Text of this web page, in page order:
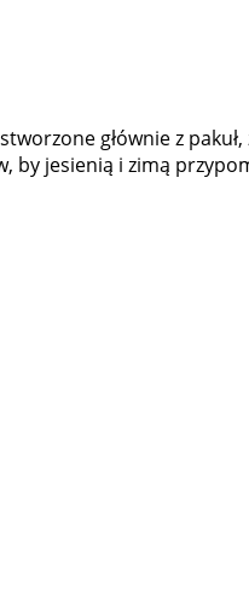
głównie z
jesienią i zimą